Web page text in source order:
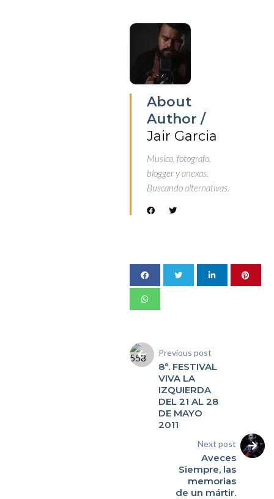
About
Author /
Jair Garcia
Musico, fotografo,
blogger y anexas.
Buscando alternativas.
Previous post
8°. FESTIVAL
VIVA LA
IZQUIERDA
DEL 21 AL 28
DE MAYO
2011
Next post
Aveces
Siempre, las
memorias
de un mártir.